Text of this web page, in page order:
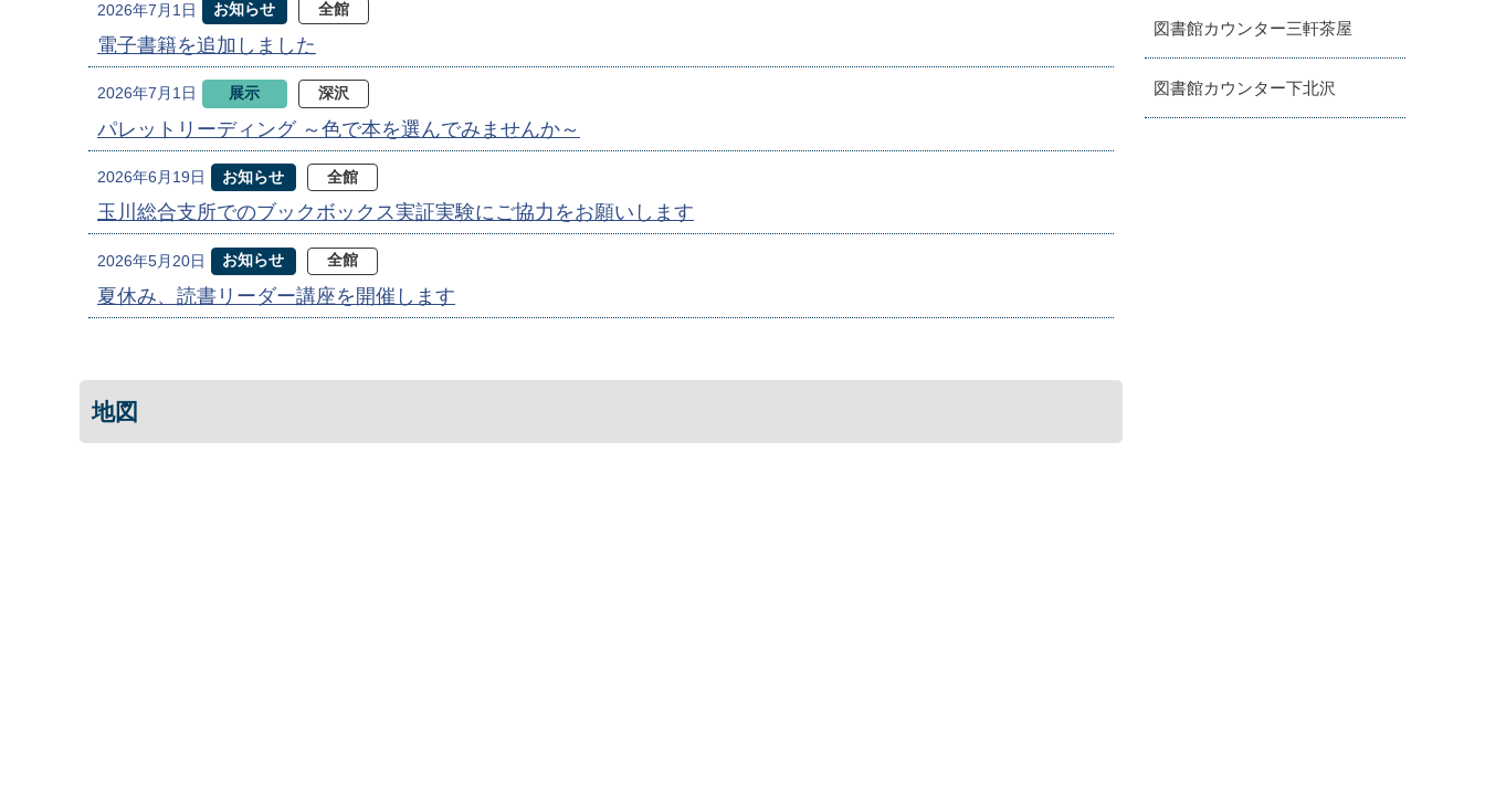
2026年7月1日 お知らせ 全館
電子書籍を追加しました
2026年7月1日 展示 深沢
パレットリーディング ～色で本を選んでみませんか～
2026年6月19日 お知らせ 全館
玉川総合支所でのブックボックス実証実験にご協力をお願いします
2026年5月20日 お知らせ 全館
夏休み、読書リーダー講座を開催します
地図
図書館カウンター三軒茶屋
図書館カウンター下北沢